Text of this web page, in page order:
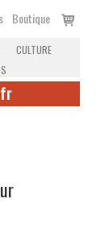
Boutique
Voir
CULTURE